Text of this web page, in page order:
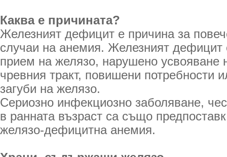
Каква е причината?
Железният дефицит е причина за
случаи на анемия. Железният дефицит
прием на желязо, нарушено усвояване
чревния тракт, повишени потребности
загуби на желязо.
Сериозно инфекциозно заболяване,
в ранната възраст са също
желязо-дефицитна анемия.